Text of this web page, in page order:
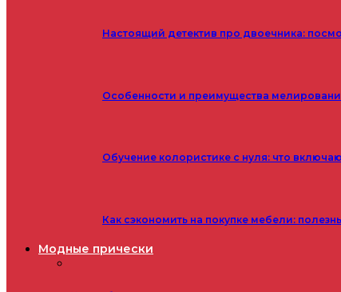
Настоящий детектив про двоечника:
Особенности и преимущества
Обучение колористике с нуля: что
Как сэкономить на покупке мебели:
Модные прически